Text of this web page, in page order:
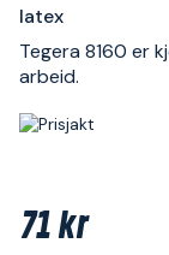
latex
Tegera 8160 er
arbeid.
71 kr